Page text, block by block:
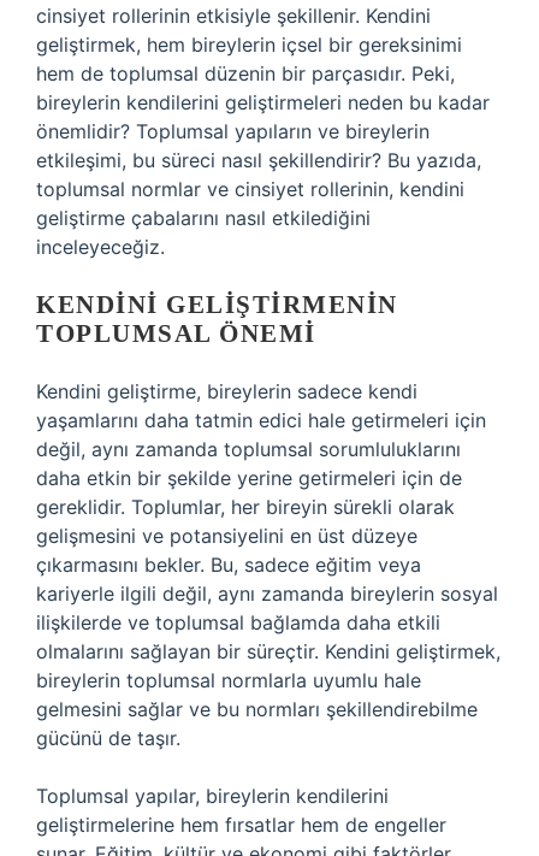
cinsiyet rollerinin etkisiyle şekillenir. Kendini
geliştirmek, hem bireylerin içsel bir gereksinimi
hem de toplumsal düzenin bir parçasıdır. Peki,
bireylerin kendilerini geliştirmeleri neden bu kadar
önemlidir? Toplumsal yapıların ve bireylerin
etkileşimi, bu süreci nasıl şekillendirir? Bu yazıda,
toplumsal normlar ve cinsiyet rollerinin, kendini
geliştirme çabalarını nasıl etkilediğini
inceleyeceğiz.
KENDINI GELIŞTIRMENIN
TOPLUMSAL ÖNEMI
Kendini geliştirme, bireylerin sadece kendi
yaşamlarını daha tatmin edici hale getirmeleri için
değil, aynı zamanda toplumsal sorumluluklarını
daha etkin bir şekilde yerine getirmeleri için de
gereklidir. Toplumlar, her bireyin sürekli olarak
gelişmesini ve potansiyelini en üst düzeye
çıkarmasını bekler. Bu, sadece eğitim veya
kariyerle ilgili değil, aynı zamanda bireylerin sosyal
ilişkilerde ve toplumsal bağlamda daha etkili
olmalarını sağlayan bir süreçtir. Kendini geliştirmek,
bireylerin toplumsal normlarla uyumlu hale
gelmesini sağlar ve bu normları şekillendirebilme
gücünü de taşır.
Toplumsal yapılar, bireylerin kendilerini
geliştirmelerine hem fırsatlar hem de engeller